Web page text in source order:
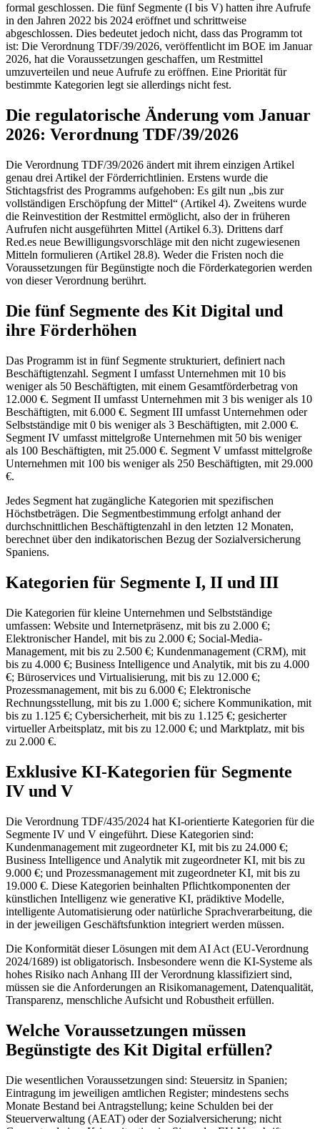
formal geschlossen. Die fünf Segmente (I bis V) hatten ihre Aufrufe
in den Jahren 2022 bis 2024 eröffnet und schrittweise
abgeschlossen. Dies bedeutet jedoch nicht, dass das Programm tot
ist: Die Verordnung TDF/39/2026, veröffentlicht im BOE im Januar
2026, hat die Voraussetzungen geschaffen, um Restmittel
umzuverteilen und neue Aufrufe zu eröffnen. Eine Priorität für
bestimmte Kategorien legt sie allerdings nicht fest.
Die regulatorische Änderung vom Januar
2026: Verordnung TDF/39/2026
Die Verordnung TDF/39/2026 ändert mit ihrem einzigen Artikel
genau drei Artikel der Förderrichtlinien. Erstens wurde die
Stichtagsfrist des Programms aufgehoben: Es gilt nun „bis zur
vollständigen Erschöpfung der Mittel“ (Artikel 4). Zweitens wurde
die Reinvestition der Restmittel ermöglicht, also der in früheren
Aufrufen nicht ausgeführten Mittel (Artikel 6.3). Drittens darf
Red.es neue Bewilligungsvorschläge mit den nicht zugewiesenen
Mitteln formulieren (Artikel 28.8). Weder die Fristen noch die
Voraussetzungen für Begünstigte noch die Förderkategorien werden
von dieser Verordnung berührt.
Die fünf Segmente des Kit Digital und
ihre Förderhöhen
Das Programm ist in fünf Segmente strukturiert, definiert nach
Beschäftigtenzahl. Segment I umfasst Unternehmen mit 10 bis
weniger als 50 Beschäftigten, mit einem Gesamtförderbetrag von
12.000 €. Segment II umfasst Unternehmen mit 3 bis weniger als 10
Beschäftigten, mit 6.000 €. Segment III umfasst Unternehmen oder
Selbstständige mit 0 bis weniger als 3 Beschäftigten, mit 2.000 €.
Segment IV umfasst mittelgroße Unternehmen mit 50 bis weniger
als 100 Beschäftigten, mit 25.000 €. Segment V umfasst mittelgroße
Unternehmen mit 100 bis weniger als 250 Beschäftigten, mit 29.000
€.
Jedes Segment hat zugängliche Kategorien mit spezifischen
Höchstbeträgen. Die Segmentbestimmung erfolgt anhand der
durchschnittlichen Beschäftigtenzahl in den letzten 12 Monaten,
berechnet über den indikatorischen Bezug der Sozialversicherung
Spaniens.
Kategorien für Segmente I, II und III
Die Kategorien für kleine Unternehmen und Selbstständige
umfassen: Website und Internetpräsenz, mit bis zu 2.000 €;
Elektronischer Handel, mit bis zu 2.000 €; Social-Media-
Management, mit bis zu 2.500 €; Kundenmanagement (CRM), mit
bis zu 4.000 €; Business Intelligence und Analytik, mit bis zu 4.000
€; Büroservices und Virtualisierung, mit bis zu 12.000 €;
Prozessmanagement, mit bis zu 6.000 €; Elektronische
Rechnungsstellung, mit bis zu 1.000 €; sichere Kommunikation, mit
bis zu 1.125 €; Cybersicherheit, mit bis zu 1.125 €; gesicherter
virtueller Arbeitsplatz, mit bis zu 12.000 €; und Marktplatz, mit bis
zu 2.000 €.
Exklusive KI-Kategorien für Segmente
IV und V
Die Verordnung TDF/435/2024 hat KI-orientierte Kategorien für die
Segmente IV und V eingeführt. Diese Kategorien sind:
Kundenmanagement mit zugeordneter KI, mit bis zu 24.000 €;
Business Intelligence und Analytik mit zugeordneter KI, mit bis zu
9.000 €; und Prozessmanagement mit zugeordneter KI, mit bis zu
19.000 €. Diese Kategorien beinhalten Pflichtkomponenten der
künstlichen Intelligenz wie generative KI, prädiktive Modelle,
intelligente Automatisierung oder natürliche Sprachverarbeitung, die
in der jeweiligen Geschäftsfunktion integriert werden müssen.
Die Konformität dieser Lösungen mit dem AI Act (EU-Verordnung
2024/1689) ist obligatorisch. Insbesondere wenn die KI-Systeme als
hohes Risiko nach Anhang III der Verordnung klassifiziert sind,
müssen sie die Anforderungen an Risikomanagement, Datenqualität,
Transparenz, menschliche Aufsicht und Robustheit erfüllen.
Welche Voraussetzungen müssen
Begünstigte des Kit Digital erfüllen?
Die wesentlichen Voraussetzungen sind: Steuersitz in Spanien;
Eintragung im jeweiligen amtlichen Register; mindestens sechs
Monate Bestand bei Antragstellung; keine Schulden bei der
Steuerverwaltung (AEAT) oder der Sozialversicherung; nicht